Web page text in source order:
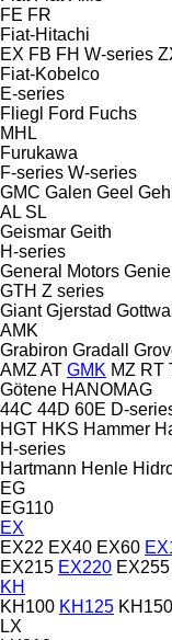
FE FR
Fiat-Hitachi
EX FB FH W-series
Fiat-Kobelco
E-series
Fliegl
Ford Fuchs
MHL
Furukawa
F-series W-series
GMC Galen Geel Gehl
AL SL
Geismar Geith
H-series
General Motors Genie
GTH Z series
Giant Gjerstad
AMK
Grabiron Gradall
AMZ AT GMK MZ RT
Götene HANOMAG
44C 44D 60E D-
HGT HKS Hammer
H-series
Hartmann Henle
EG
EG110
EX
EX22 EX40 EX60
EX215 EX220 EX255
KH
KH100 KH125 KH150
LX